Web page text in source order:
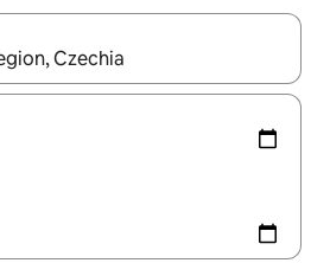
s'affichent, utilisez les flèches vers le